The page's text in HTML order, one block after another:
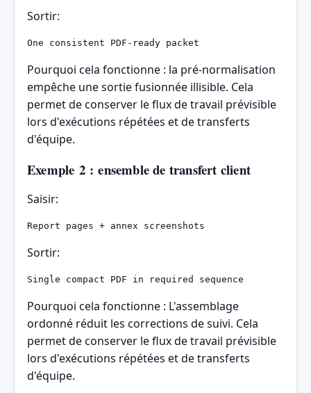
Sortir:
One consistent PDF-ready packet
Pourquoi cela fonctionne : la pré-normalisation
empêche une sortie fusionnée illisible. Cela
permet de conserver le flux de travail prévisible
lors d'exécutions répétées et de transferts
d'équipe.
Exemple 2 : ensemble de transfert client
Saisir:
Report pages + annex screenshots
Sortir:
Single compact PDF in required sequence
Pourquoi cela fonctionne : L'assemblage
ordonné réduit les corrections de suivi. Cela
permet de conserver le flux de travail prévisible
lors d'exécutions répétées et de transferts
d'équipe.